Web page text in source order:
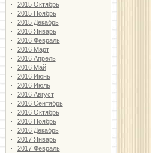
2015 Октябрь
2015 Ноябрь
2015 Декабрь
2016 Январь
2016 Февраль
2016 Март
2016 Апрель
2016 Май
2016 Июнь
2016 Июль
2016 Август
2016 Сентябрь
2016 Октябрь
2016 Ноябрь
2016 Декабрь
2017 Январь
2017 Февраль